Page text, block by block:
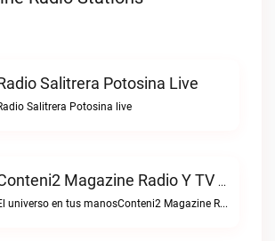
Salitrera Potosina Live
Salitrera Potosina live
Conteni2 Magazine Radio Y TV Digital Live
El universo en tus manosConteni2 Magazine Radio y TV Digital live